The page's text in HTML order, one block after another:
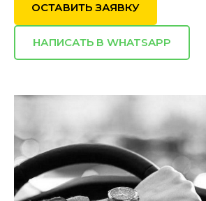
ОСТАВИТЬ ЗАЯВКУ
НАПИСАТЬ В WHATSAPP